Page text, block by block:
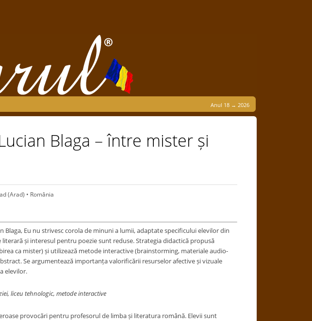
Anul 18 → 2026
Blaga – între mister și
(Arad) • România
Eu nu strivesc corola de minuni a lumii, adaptate specificului elevilor din
și interesul pentru poezie sunt reduse. Strategia didactică propusă
ca mister) și utilizează metode interactive (brainstorming, materiale audio-
Se argumentează importanța valorificării resurselor afective și vizuale
elevilor.
liceu tehnologic, metode interactive
provocări pentru profesorul de limba și literatura română. Elevii sunt